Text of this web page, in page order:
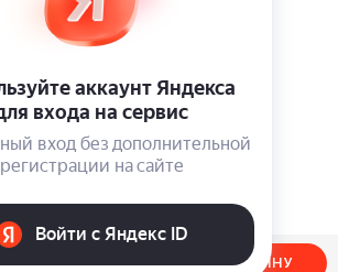
КЛИК ДОБАВИТЬ В КОРЗИНУ